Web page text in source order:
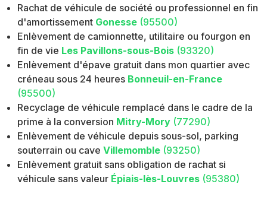
Rachat de véhicule de société ou professionnel en fin
d'amortissement Gonesse (95500)
Enlèvement de camionnette, utilitaire ou fourgon en
fin de vie Les Pavillons-sous-Bois (93320)
Enlèvement d'épave gratuit dans mon quartier avec
créneau sous 24 heures Bonneuil-en-France
(95500)
Recyclage de véhicule remplacé dans le cadre de la
prime à la conversion Mitry-Mory (77290)
Enlèvement de véhicule depuis sous-sol, parking
souterrain ou cave Villemomble (93250)
Enlèvement gratuit sans obligation de rachat si
véhicule sans valeur Épiais-lès-Louvres (95380)